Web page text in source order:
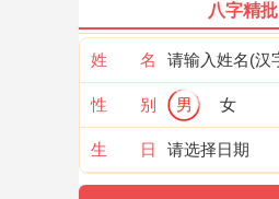
八字精批
姓 名
性 别 男 女
生 日